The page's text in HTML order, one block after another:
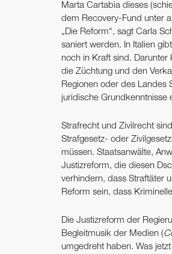
Marta Cartabia dieses
dem Recovery-Fund unter
„Die Reform“, sagt Carla
saniert werden. In Italien
noch in Kraft sind. Darunter
die Züchtung und den
Regionen oder des Landes
juridische Grundkenntnisse
Strafrecht und Zivilrecht
Strafgesetz- oder
müssen. Staatsanwälte,
Justizreform, die diesen
verhindern, dass Straftäter
Reform sein, dass
Die Justizreform der
Begleitmusik der Medien (
umgedreht haben. Was